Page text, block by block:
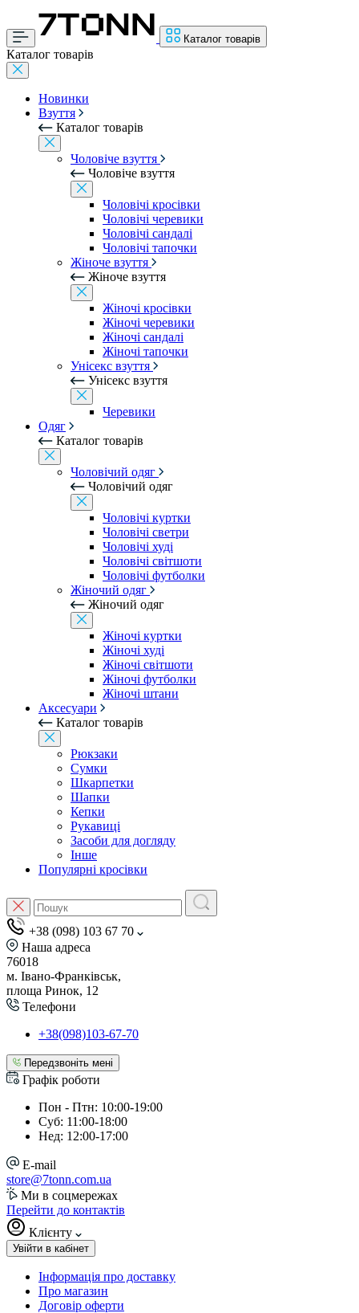
Каталог товарів
Каталог товарів
Новинки
Взуття
Каталог товарів
Чоловіче взуття
Чоловіче взуття
Чоловічі кросівки
Чоловічі черевики
Чоловічі сандалі
Чоловічі тапочки
Жіноче взуття
Жіноче взуття
Жіночі кросівки
Жіночі черевики
Жіночі сандалі
Жіночі тапочки
Унісекс взуття
Унісекс взуття
Черевики
Одяг
Каталог товарів
Чоловічий одяг
Чоловічий одяг
Чоловічі куртки
Чоловічі светри
Чоловічі худі
Чоловічі світшоти
Чоловічі футболки
Жіночий одяг
Жіночий одяг
Жіночі куртки
Жіночі худі
Жіночі світшоти
Жіночі футболки
Жіночі штани
Аксесуари
Каталог товарів
Рюкзаки
Сумки
Шкарпетки
Шапки
Кепки
Рукавиці
Засоби для догляду
Інше
Популярні кросівки
+38 (098) 103 67 70
Наша адреса
76018
м. Івано-Франківськ,
площа Ринок, 12
Телефони
+38(098)103-67-70
Передзвоніть мені
Графік роботи
Пон - Птн: 10:00-19:00
Суб: 11:00-18:00
Нед: 12:00-17:00
E-mail
store@7tonn.com.ua
Ми в соцмережах
Перейти до контактів
Клієнту
Увійти в кабінет
Інформація про доставку
Про магазин
Договір оферти